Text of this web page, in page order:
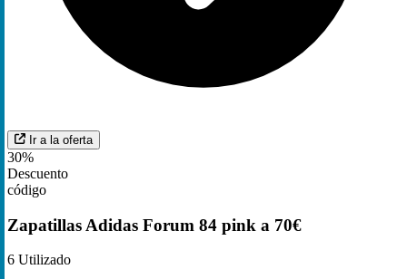
Ir a la oferta
30%
Descuento
código
Zapatillas Adidas Forum 84 pink a 70€
6 Utilizado